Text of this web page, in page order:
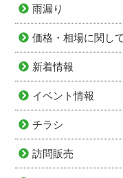
雨漏り
価格・相場に関して
新着情報
イベント情報
チラシ
訪問販売